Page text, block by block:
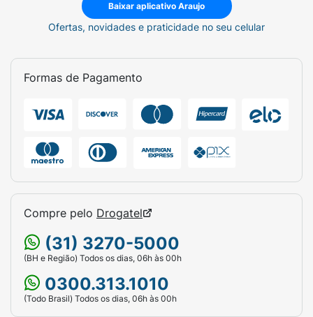
Baixar aplicativo Araujo
Ofertas, novidades e praticidade no seu celular
Formas de Pagamento
Compre pelo Drogatel
(31) 3270-5000
(BH e Região) Todos os dias, 06h às 00h
0300.313.1010
(Todo Brasil) Todos os dias, 06h às 00h